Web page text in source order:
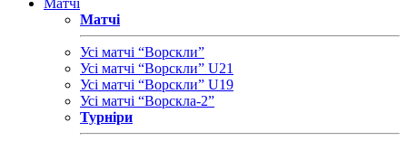
Матчі
Матчі
Усі матчі “Ворскли”
Усі матчі “Ворскли” U21
Усі матчі “Ворскли” U19
Усі матчі “Ворскла-2”
Турніри